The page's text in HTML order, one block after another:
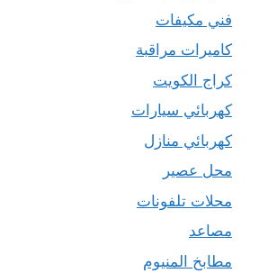
فني مكيفات
كاميرات مراقبة
كراج الكويت
كهربائي سيارات
كهربائي منازل
محل عصير
محلات تلفونات
مصاعد
مطابخ المنيوم